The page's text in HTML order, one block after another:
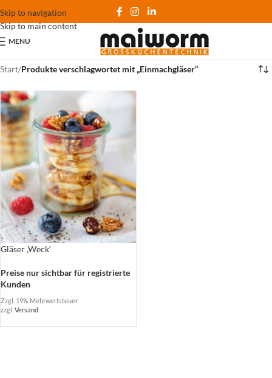
Skip to navigation
Skip to main content
MENU
Start/Produkte verschlagwortet mit „Einmachgläser“
Gläser ‚Weck‘
Preise nur sichtbar für registrierte
Kunden
Zzgl. 19% Mehrwertsteuer
zzgl. Versand